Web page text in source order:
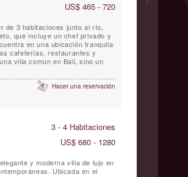
US$ 465 - 720
de 3 habitaciones junto al río,
que incluye un chef privado y
en una ubicación tranquila
cafeterías, restaurantes y
villa común en Bali, sino un
Hacer una reservación
3 - 4 Habitaciones
US$ 680 - 1280
y moderna villa de lujo en
Ubicada en el